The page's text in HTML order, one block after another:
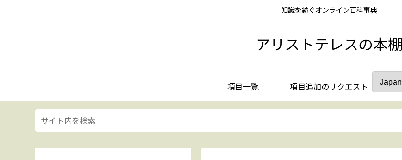
知識を紡ぐオンライン百科事典
アリストテレスの本棚
項目一覧 項目追加のリクエスト